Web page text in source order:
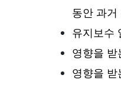
동안 과거
유지보수
영향을
영향을 받